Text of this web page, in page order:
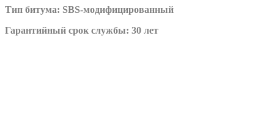
Тип битума: SBS-модифицированный
Гарантийный срок службы: 30 лет